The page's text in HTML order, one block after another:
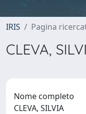
IRIS Pagina
CLEVA,
Nome completo
CLEVA, SILVIA